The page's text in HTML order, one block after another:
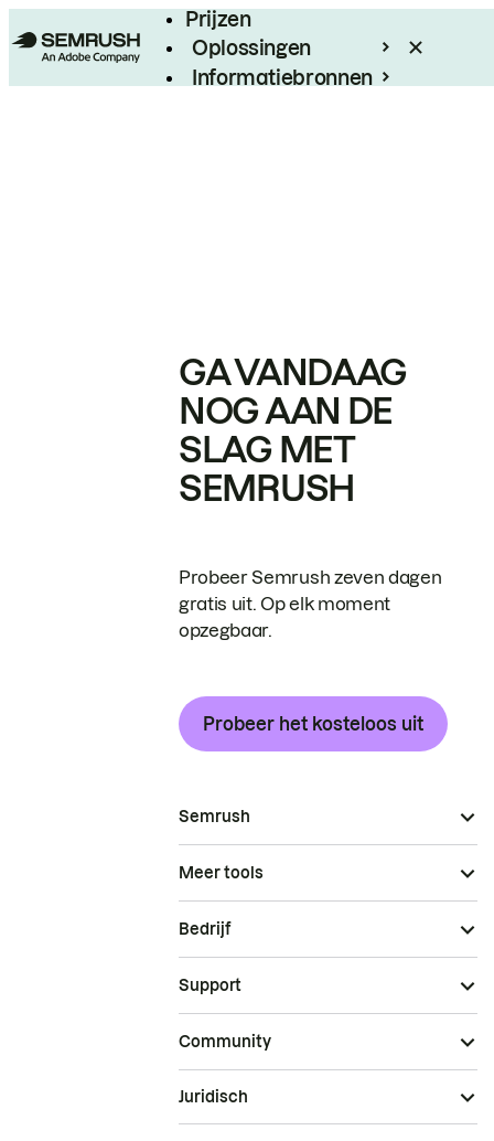
Prijzen
Oplossingen
Informatiebronnen
GA VANDAAG
NOG AAN DE
SLAG MET
SEMRUSH
Probeer Semrush zeven dagen
gratis uit. Op elk moment
opzegbaar.
Probeer het kosteloos uit
Semrush
Meer tools
Bedrijf
Support
Community
Juridisch